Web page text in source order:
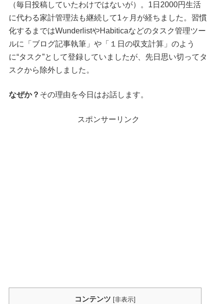
（毎日投稿していたわけではないが）。1日2000円生活
に代わる家計管理法も継続して1ヶ月が経ちました。習慣
化するまではWunderlistやHabiticaなどのタスク管理ツー
ルに「ブログ記事執筆」や「１日の収支計算」のよう
に“タスク”として登録していましたが、先日思い切ってタ
スクから除外しました。
なぜか？ その理由を今日はお話します。
スポンサーリンク
コンテンツ [非表示]